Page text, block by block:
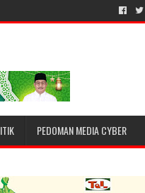
PEDOMAN MEDIA CYBER